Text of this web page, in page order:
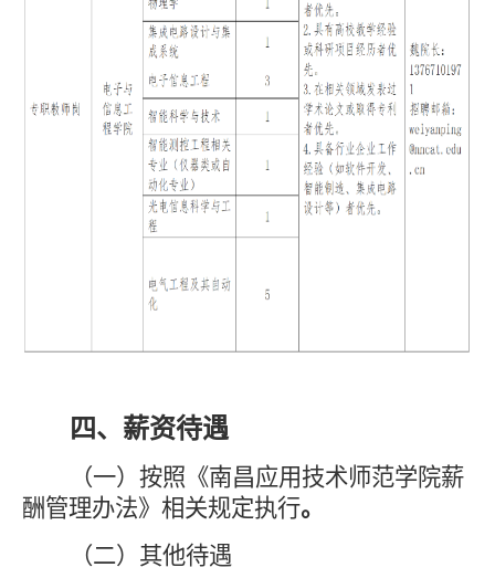
四、 薪资待遇
（一）按照《南昌应用技术师范学院薪
酬管理办法》 相关规定执行。
（二） 其他待遇